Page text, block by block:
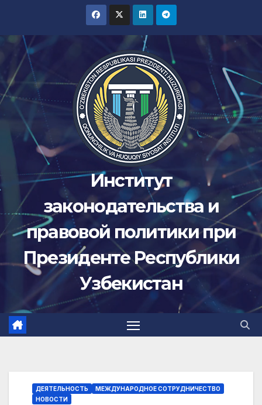
содержимому
Институт
законодательства и
правовой политики при
Президенте Республики
Узбекистан
ДЕЯТЕЛЬНОСТЬ
МЕЖДУНАРОДНОЕ СОТРУДНИЧЕСТВО
НОВОСТИ